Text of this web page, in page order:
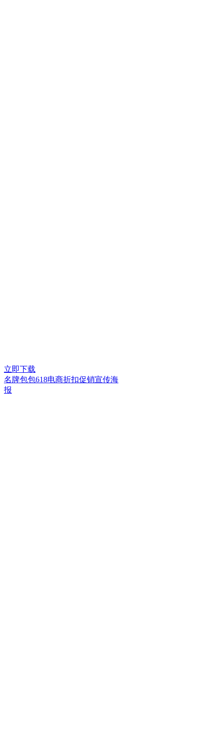
立即下载
名牌包包618电商折扣促销宣传海
报